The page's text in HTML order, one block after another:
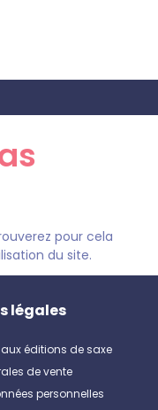
pour cela
du site.
légales
éditions de saxe
de vente
personnelles